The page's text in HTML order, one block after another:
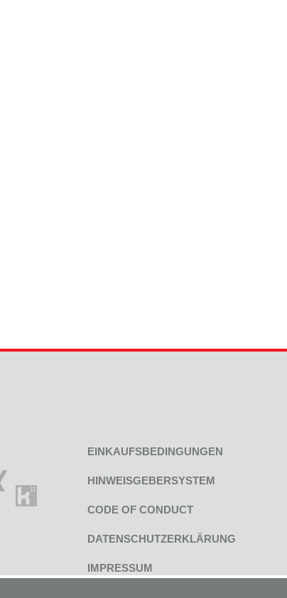
EINKAUFSBEDINGUNGEN
HINWEISGEBERSYSTEM
CODE OF CONDUCT
DATENSCHUTZERKLÄRUNG
IMPRESSUM